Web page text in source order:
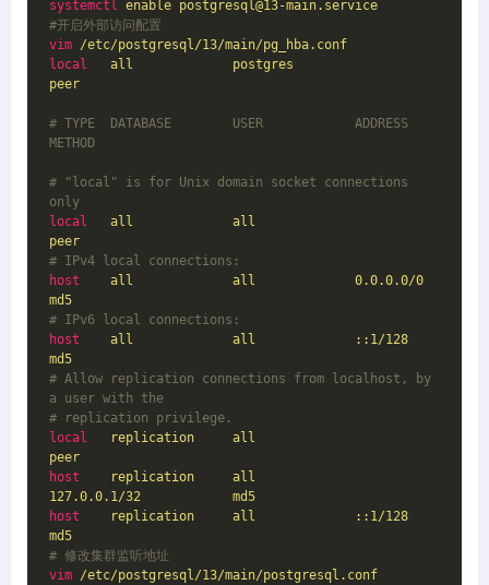
systemctl
enable postgresql@13-main.service
#开启外部访问配置
vim /etc/postgresql/13/main/pg_hba.conf
local
all             postgres
peer
# TYPE  DATABASE        USER            ADDRESS
METHOD
# "local" is for Unix domain socket connections
only
local
all             all
peer
# IPv4 local connections:
host
all             all             0.0.0.0/0
md5
# IPv6 local connections:
host
all             all             ::1/128
md5
# Allow replication connections from localhost, by
a user with the
# replication privilege.
local
replication     all
peer
host
replication     all
127.0.0.1/32            md5
host
replication     all             ::1/128
md5
# 修改集群监听地址
vim /etc/postgresql/13/main/postgresql.conf